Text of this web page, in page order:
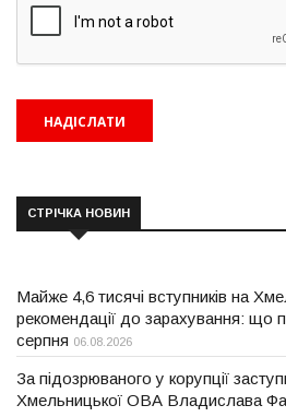
СТРІЧКА НОВИН
Майже 4,6 тисячі вступників на
рекомендації до зарахування: що
серпня 06.08.2026
За підозрюваного у корупції
Хмельницької ОВА Владислава